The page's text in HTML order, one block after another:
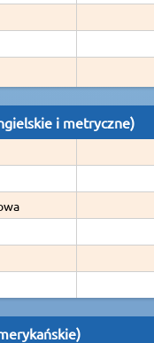
i metryczne)